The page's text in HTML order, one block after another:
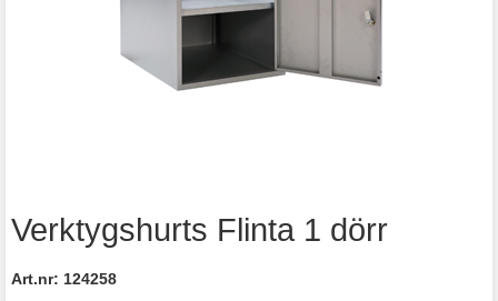
Verktygshurts Flinta 1 dörr
Art.nr: 124258